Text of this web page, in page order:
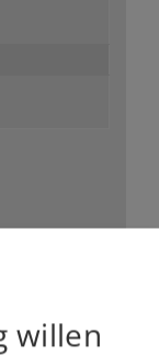
willen